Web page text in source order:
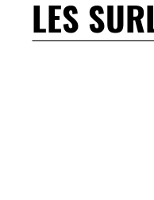
LES